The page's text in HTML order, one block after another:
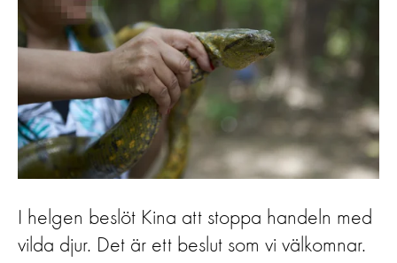
I helgen beslöt Kina att stoppa handeln med
vilda djur. Det är ett beslut som vi välkomnar.